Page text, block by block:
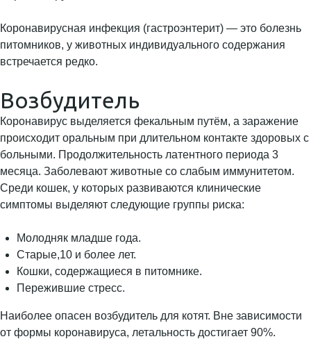
Коронавирусная инфекция (гастроэнтерит) — это болезнь
питомников, у животных индивидуального содержания
встречается редко.
Возбудитель
Коронавирус выделяется фекальным путём, а заражение
происходит оральным при длительном контакте здоровых с
больными. Продолжительность латентного периода 3
месяца. Заболевают животные со слабым иммунитетом.
Среди кошек, у которых развиваются клинические
симптомы выделяют следующие группы риска:
Молодняк младше года.
Старые,10 и более лет.
Кошки, содержащиеся в питомнике.
Пережившие стресс.
Наиболее опасен возбудитель для котят. Вне зависимости
от формы коронавируса, летальность достигает 90%.